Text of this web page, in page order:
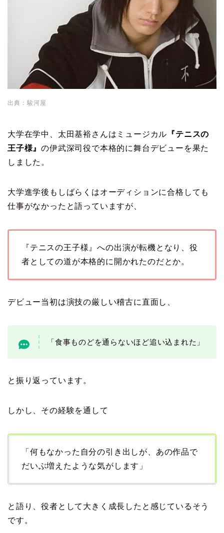
出典：駿河屋
大学在学中、太田基裕さんはミュージカル 『テニスの
王子様』の伊武深司役で本格的に舞台デビューを果た
しました。
大学進学後もしばらくはオーディションに合格しても
仕事がなかったと語っていますが、
『テニスの王子様』への出演が転機となり、役
者としての道が本格的に開かれたのだとか。
デビュー当初は演技の厳しい稽古に直面し、
「食事ものどを通らないほど追い込まれた」
と振り返っています。
しかし、その経験を通して
「何もなかった自分の引き出しが、あの作品で
だいぶ増えたような気がします」
と語り、役者として大きく成長したと感じているそう
です。